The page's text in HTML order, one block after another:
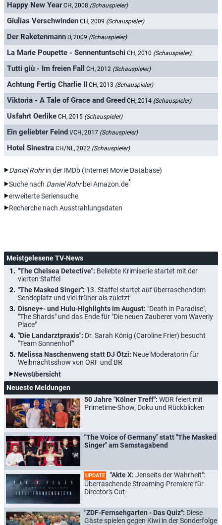
Happy New Year CH, 2008 (Schauspieler)
Giulias Verschwinden CH, 2009 (Schauspieler)
Der Raketenmann D, 2009 (Schauspieler)
La Marie Poupette - Sennentuntschi CH, 2010 (Schauspieler)
Tutti giù - Im freien Fall CH, 2012 (Schauspieler)
Achtung Fertig Charlie II CH, 2013 (Schauspieler)
Viktoria - A Tale of Grace and Greed CH, 2014 (Schauspieler)
Usfahrt Oerlike CH, 2015 (Schauspieler)
Ein geliebter Feind I/CH, 2017 (Schauspieler)
Hotel Sinestra CH/NL, 2022 (Schauspieler)
Daniel Rohrin der IMDb (Internet Movie Database)
Suche nach Daniel Rohrbei Amazon.de*
erweiterte Seriensuche
Recherche nach Ausstrahlungsdaten
Meistgelesene TV-News
"The Chelsea Detective": Beliebte Krimiserie startet mit der
vierten Staffel
"The Masked Singer": 13. Staffel startet auf überraschendem
Sendeplatz und viel früher als zuletzt
Disney+- und Hulu-Highlights im August: "Death in Paradise",
"The Shards" und das Ende für "Die neuen Zauberer vom Waverly
Place"
"Die Landarztpraxis": Dr. Sarah König (Caroline Frier) besucht
"Team Sonnenhof"
Melissa Naschenweng statt DJ Ötzi: Neue Moderatorin für
Weihnachtsshow von ORF und BR
Newsübersicht
Neueste Meldungen
50 Jahre "Kölner Treff": WDR feiert mit
Primetime-Show, Doku und Rückblicken
"The Voice of Germany" statt "The Masked
Singer" am Samstagabend
UPDATE "Akte X: Jenseits der Wahrheit":
Überraschende Streaming-Premiere für
Director's Cut
"ZDF-Fernsehgarten - Das Quiz": Diese
Gäste spielen gegen Kiwi in der Sonderfolge